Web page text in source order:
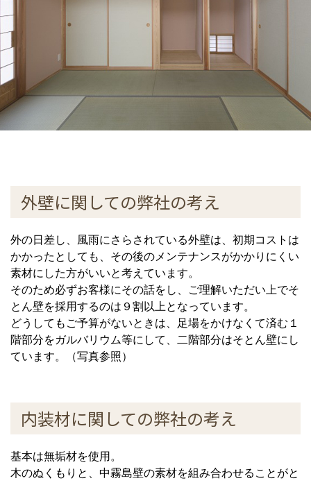
外壁に関しての弊社の考え
外の日差し、風雨にさらされている外壁は、初期コストは
かかったとしても、その後のメンテナンスがかかりにくい
素材にした方がいいと考えています。
そのため必ずお客様にその話をし、ご理解いただい上でそ
とん壁を採用するのは９割以上となっています。
どうしてもご予算がないときは、足場をかけなくて済む１
階部分をガルバリウム等にして、二階部分はそとん壁にし
ています。（写真参照）
内装材に関しての弊社の考え
基本は無垢材を使用。
木のぬくもりと、中霧島壁の素材を組み合わせることがと